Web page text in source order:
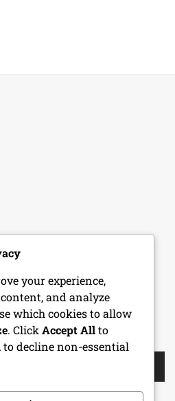
your experience,
and analyze
which cookies to allow
. Click Accept Allto
to decline non-essential